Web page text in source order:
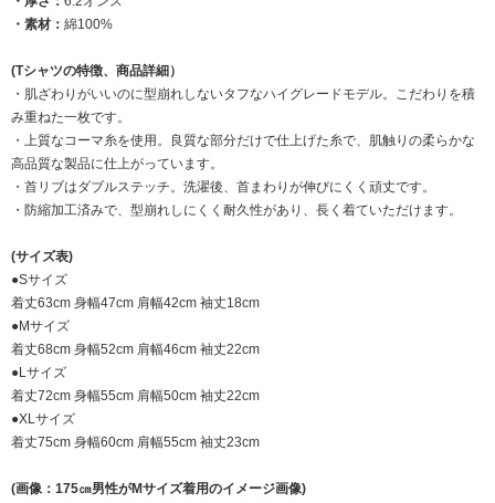
・素材： 綿100%
(Tシャツの特徴、商品詳細）
・肌ざわりがいいのに型崩れしないタフなハイグレードモデル。こだわりを積
み重ねた一枚です。
・上質なコーマ糸を使用。良質な部分だけで仕上げた糸で、肌触りの柔らかな
高品質な製品に仕上がっています。
・首リブはダブルステッチ。洗濯後、首まわりが伸びにくく頑丈です。
・防縮加工済みで、型崩れしにくく耐久性があり、長く着ていただけます。
(サイズ表)
●Sサイズ
着丈63cm 身幅47cm 肩幅42cm 袖丈18cm
●Mサイズ
着丈68cm 身幅52cm 肩幅46cm 袖丈22cm
●Lサイズ
着丈72cm 身幅55cm 肩幅50cm 袖丈22cm
●XLサイズ
着丈75cm 身幅60cm 肩幅55cm 袖丈23cm
(画像：175㎝男性がMサイズ着用のイメージ画像)